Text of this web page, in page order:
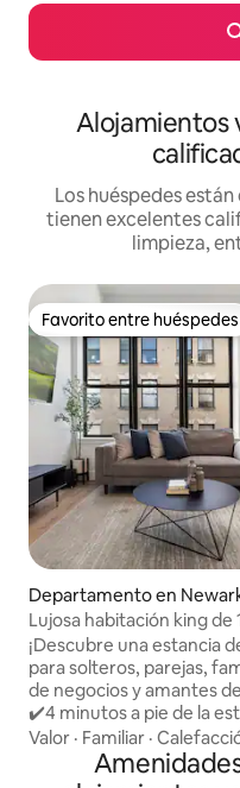
Alojamientos
Los huéspedes
tienen excelentes
limpieza,
Favorito entre huéspedes
Favorito entre huéspedes
Departamento en
Lujosa habitación king de
25 minutos de Nueva
de Prudential/Penn
¡Descubre una estancia
para solteros, parejas,
de negocios y amantes de
✔️4 minutos a pie de la
Penn (tren a Nueva York
minutos) y del
✔️menos de 15 minutos
Valor · Familiar ·